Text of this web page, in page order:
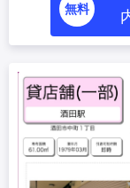
無料